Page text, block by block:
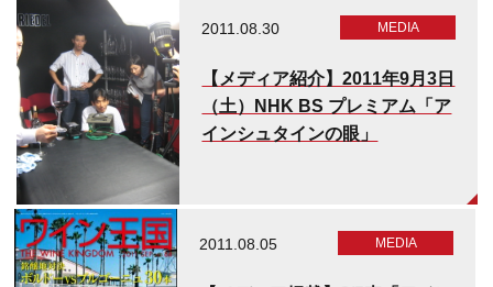
2011.08.30 MEDIA​
【メディア紹介】2011年9月3日
（土）NHK BS プレミアム「ア
インシュタインの眼」
2011.08.05 MEDIA​